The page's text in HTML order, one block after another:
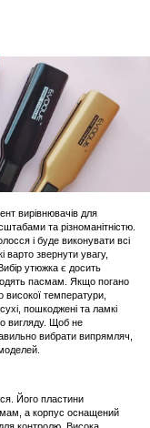
вирівнювачів для
та різноманітністю.
і буде виконувати всі
варто звернути увагу,
утюжка є досить
пасмам. Якщо погано
високої температури,
пошкоджені та ламкі
вигляду. Щоб не
вибрати випрямляч,
Його пластини
а корпус оснащений